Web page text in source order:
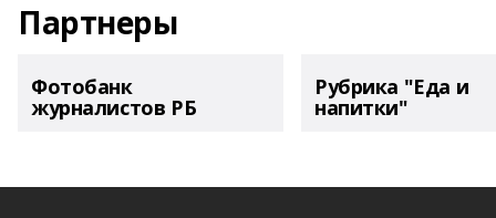
Партнеры
Фотобанк
журналистов РБ
Рубрика "Еда и
напитки"